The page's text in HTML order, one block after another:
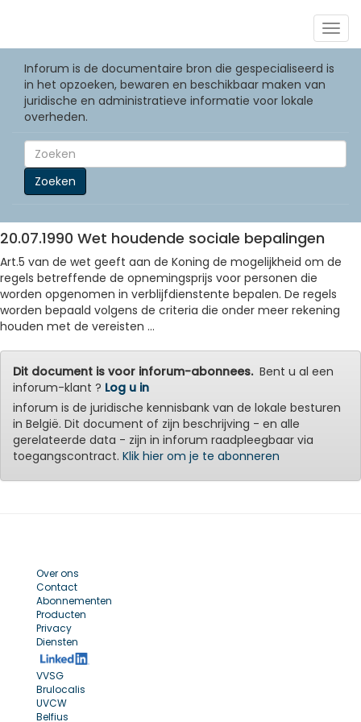
Inforum is de documentaire bron die gespecialiseerd is
in het opzoeken, bewaren en beschikbaar maken van
juridische en administratieve informatie voor lokale
overheden.
Zoeken
20.07.1990 Wet houdende sociale bepalingen
Art.5 van de wet geeft aan de Koning de mogelijkheid om de
regels betreffende de opnemingsprijs voor personen die
worden opgenomen in verblijfdienstente bepalen. De regels
worden bepaald volgens de criteria die onder meer rekening
houden met de vereisten ...
Dit document is voor inforum-abonnees.Bent u al een
inforum-klant ? Log u in
inforum is de juridische kennisbank van de lokale besturen
in België. Dit document of zijn beschrijving - en alle
gerelateerde data - zijn in inforum raadpleegbaar via
toegangscontract. Klik hier om je te abonneren
Over ons
Contact
Abonnementen
Producten
Privacy
Diensten
VVSG
Brulocalis
UVCW
Belfius